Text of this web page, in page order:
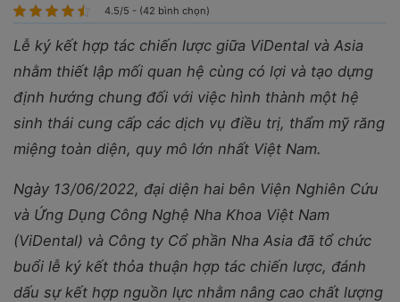
4.5/5 - (42 bình chọn)
Lễ ký kết hợp tác chiến lược giữa ViDental và Asia
nhằm thiết lập mối quan hệ cùng có lợi và tạo dựng
định hướng chung đối với việc hình thành một hệ
sinh thái cung cấp các dịch vụ điều trị, thẩm mỹ răng
miệng toàn diện, quy mô lớn nhất Việt Nam.
Ngày 13/06/2022, đại diện hai bên Viện Nghiên Cứu
và Ứng Dụng Công Nghệ Nha Khoa Việt Nam
(ViDental) và Công ty Cổ phần Nha Asia đã tổ chức
buổi lễ ký kết thỏa thuận hợp tác chiến lược, đánh
dấu sự kết hợp nguồn lực nhằm nâng cao chất lượng